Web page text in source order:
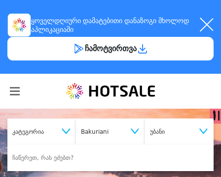
ყოველდღიური დამატებითი დანაზოგი მხოლოდ
აპლიკაციაში
ჩამოტვირთვა
კატეგორია Bakuriani უბანი